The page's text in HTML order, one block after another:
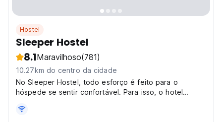
Hostel
Sleeper Hostel
8.1Maravilhoso(781)
10.27km do centro da cidade
No Sleeper Hostel, todo esforço é feito para o
hóspede se sentir confortável. Para isso, o hotel
comodidades.